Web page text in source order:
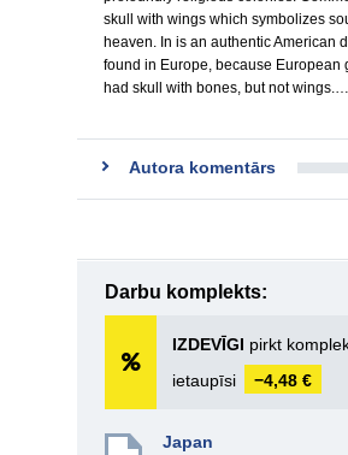
skull with wings which symbolizes
heaven. In is an authentic American
found in Europe, because European
had skull with bones, but not wings.…
Autora komentārs
Darbu komplekts:
IZDEVĪGI pirkt
ietaupīsi
−4,48 €
Japan